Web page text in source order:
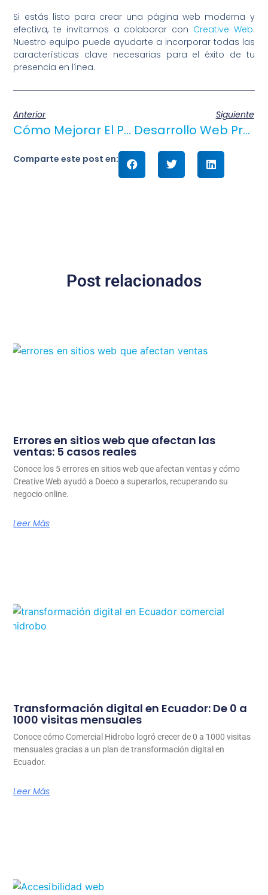
Si estás listo para crear una página web moderna y
efectiva, te invitamos a colaborar con Creative Web.
Nuestro equipo puede ayudarte a incorporar todas las
características clave necesarias para el éxito de tu
presencia en línea.
Anterior
Cómo Mejorar El Posicionamiento SEO De Tu Página Web En Ecuador
Siguiente
Desarrollo Web Profesional: La Importancia Del Código Limpio Y Eficiente
Comparte este post en:
Post relacionados
Errores en sitios web que afectan las
ventas: 5 casos reales
Conoce los 5 errores en sitios web que afectan ventas y cómo
Creative Web ayudó a Doeco a superarlos, recuperando su
negocio online.
Leer Más
Transformación digital en Ecuador: De 0 a
1000 visitas mensuales
Conoce cómo Comercial Hidrobo logró crecer de 0 a 1000 visitas
mensuales gracias a un plan de transformación digital en
Ecuador.
Leer Más